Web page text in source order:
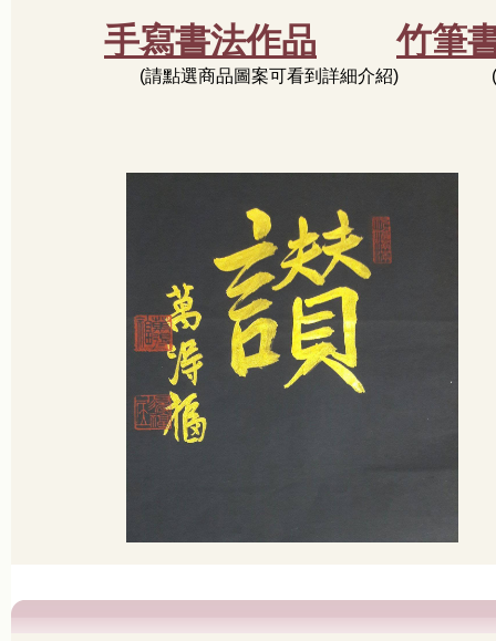
手寫書法作品 竹筆
(請點選商品圖案可看到詳細介紹)